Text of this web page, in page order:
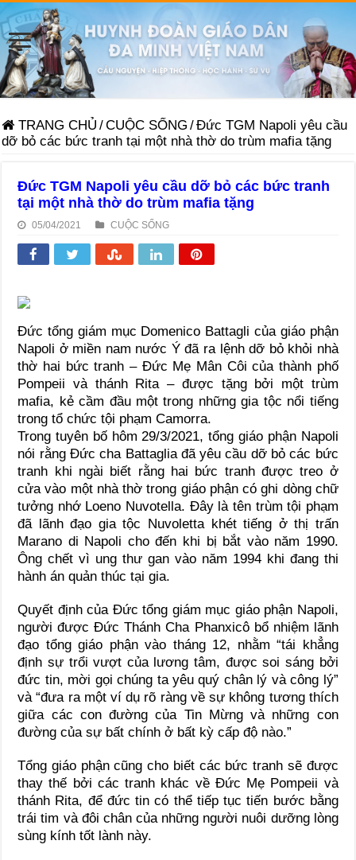
TRANG CHỦ /CUỘC SỐNG /Đức TGM Napoli yêu cầu
dỡ bỏ các bức tranh tại một nhà thờ do trùm mafia tặng
Đức TGM Napoli yêu cầu dỡ bỏ các bức tranh
tại một nhà thờ do trùm mafia tặng
05/04/2021 CUỘC SỐNG
Đức tổng giám mục Domenico Battagli của giáo phận
Napoli ở miền nam nước Ý đã ra lệnh dỡ bỏ khỏi nhà
thờ hai bức tranh – Đức Mẹ Mân Côi của thành phố
Pompeii và thánh Rita – được tặng bởi một trùm
mafia, kẻ cầm đầu một trong những gia tộc nổi tiếng
trong tổ chức tội phạm Camorra.
Trong tuyên bố hôm 29/3/2021, tổng giáo phận Napoli
nói rằng Đức cha Battaglia đã yêu cầu dỡ bỏ các bức
tranh khi ngài biết rằng hai bức tranh được treo ở
cửa vào một nhà thờ trong giáo phận có ghi dòng chữ
tưởng nhớ Loeno Nuvotella. Đây là tên trùm tội phạm
đã lãnh đạo gia tộc Nuvoletta khét tiếng ở thị trấn
Marano di Napoli cho đến khi bị bắt vào năm 1990.
Ông chết vì ung thư gan vào năm 1994 khi đang thi
hành án quản thúc tại gia.
Quyết định của Đức tổng giám mục giáo phận Napoli,
người được Đức Thánh Cha Phanxicô bổ nhiệm lãnh
đạo tổng giáo phận vào tháng 12, nhằm “tái khẳng
định sự trổi vượt của lương tâm, được soi sáng bởi
đức tin, mời gọi chúng ta yêu quý chân lý và công lý”
và “đưa ra một ví dụ rõ ràng về sự không tương thích
giữa các con đường của Tin Mừng và những con
đường của sự bất chính ở bất kỳ cấp độ nào.”
Tổng giáo phận cũng cho biết các bức tranh sẽ được
thay thế bởi các tranh khác về Đức Mẹ Pompeii và
thánh Rita, để đức tin có thể tiếp tục tiến bước bằng
trái tim và đôi chân của những người nuôi dưỡng lòng
sùng kính tốt lành này.